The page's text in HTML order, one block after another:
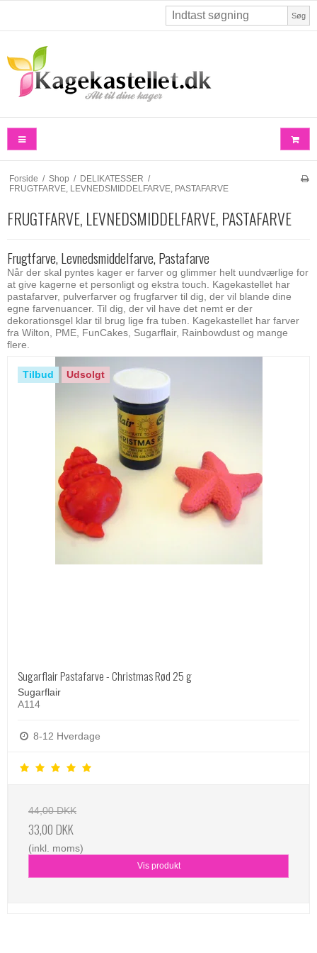
Søg
Forside / Shop / DELIKATESSER /
FRUGTFARVE, LEVNEDSMIDDELFARVE, PASTAFARVE
FRUGTFARVE, LEVNEDSMIDDELFARVE, PASTAFARVE
Frugtfarve, Levnedsmiddelfarve, Pastafarve
Når der skal pyntes kager er farver og glimmer helt uundværlige for
at give kagerne et personligt og ekstra touch. Kagekastellet har
pastafarver, pulverfarver og frugfarver til dig, der vil blande dine
egne farvenuancer. Til dig, der vil have det nemt er der
dekorationsgel klar til brug lige fra tuben. Kagekastellet har farver
fra Wilton, PME, FunCakes, Sugarflair, Rainbowdust og mange
flere.
Tilbud Udsolgt
Sugarflair Pastafarve - Christmas Rød 25 g
Sugarflair
A114
8-12 Hverdage
44,00 DKK
33,00 DKK
(inkl. moms)
Vis produkt